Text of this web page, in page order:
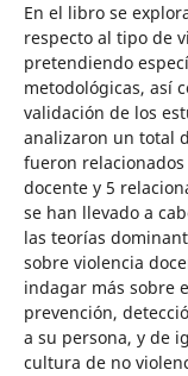
En el libro se
respecto al tipo de
pretendiendo
metodológicas, así
validación de los
analizaron un total
fueron relacionados
docente y 5
se han llevado a
las teorías
sobre violencia
indagar más sobre
prevención,
a su persona, y de
cultura de no